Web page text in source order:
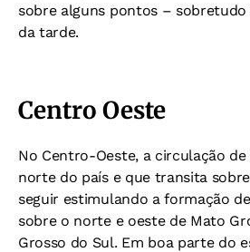
sobre alguns pontos –
da tarde.
Centro Oeste
No Centro-Oeste, a circulação
norte do país e que transita
seguir estimulando a formação
sobre o norte e oeste de Mato
Grosso do Sul. Em boa parte do